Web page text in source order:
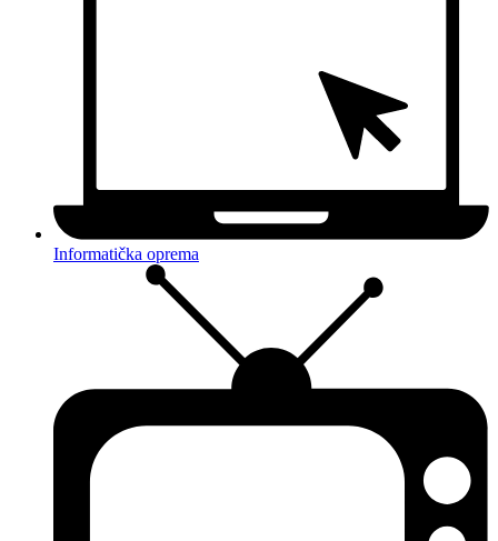
Informatička oprema